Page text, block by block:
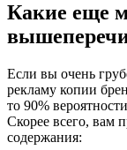
Какие еще
Если вы очень
рекламу копии
то 90%
Скорее всего, вам
содержания: